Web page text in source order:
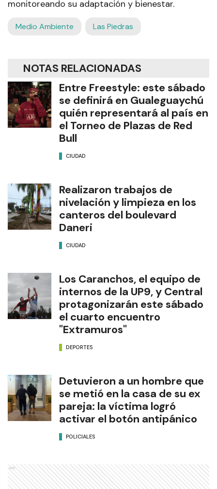
monitoreando su adaptación y bienestar.
Medio Ambiente Las Piedras
NOTAS RELACIONADAS
Entre Freestyle: este sábado
se definirá en Gualeguaychú
quién representará al país en
el Torneo de Plazas de Red
Bull
CIUDAD
Realizaron trabajos de
nivelación y limpieza en los
canteros del boulevard
Daneri
CIUDAD
Los Caranchos, el equipo de
internos de la UP9, y Central
protagonizarán este sábado
el cuarto encuentro
"Extramuros"
DEPORTES
Detuvieron a un hombre que
se metió en la casa de su ex
pareja: la víctima logró
activar el botón antipánico
POLICIALES
Ads